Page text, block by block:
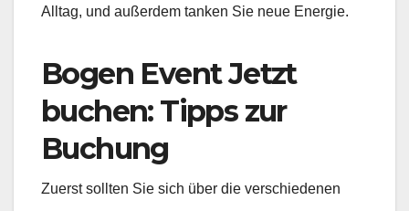
Alltag, und außerdem tanken Sie neue Energie.
Bogen Event Jetzt
buchen: Tipps zur
Buchung
Zuerst sollten Sie sich über die verschiedenen